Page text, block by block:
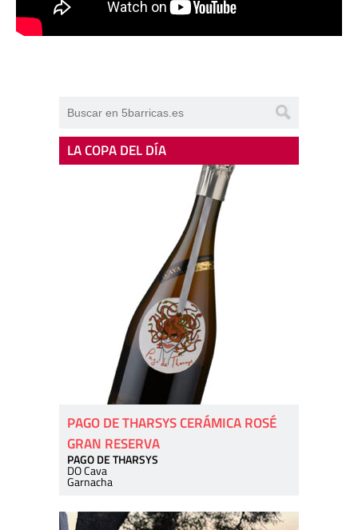
LA COPA DEL DÍA
PAGO DE THARSYS CERÁMICA ROSÉ
GRAN RESERVA
PAGO DE THARSYS
DO Cava
Garnacha